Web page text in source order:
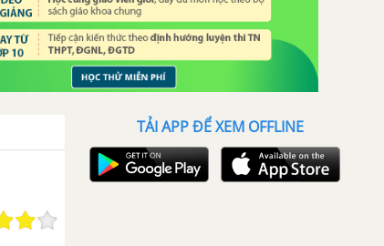
TẢI APP ĐỂ XEM OFFLINE